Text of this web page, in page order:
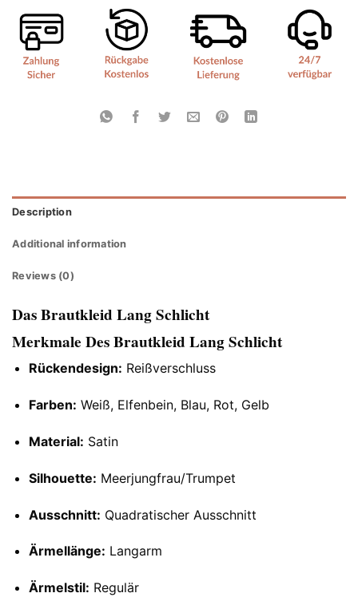
Description
Additional information
Reviews (0)
Das Brautkleid Lang Schlicht
Merkmale Des Brautkleid Lang Schlicht
Rückendesign: Reißverschluss
Farben: Weiß, Elfenbein, Blau, Rot, Gelb
Material: Satin
Silhouette: Meerjungfrau/Trumpet
Ausschnitt: Quadratischer Ausschnitt
Ärmellänge: Langarm
Ärmelstil: Regulär